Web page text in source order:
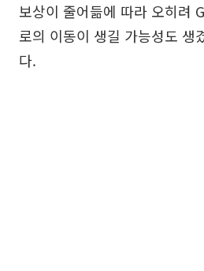
보상이 줄어듦에 따라 오히려
로의 이동이 생길 가능성도 생
다.